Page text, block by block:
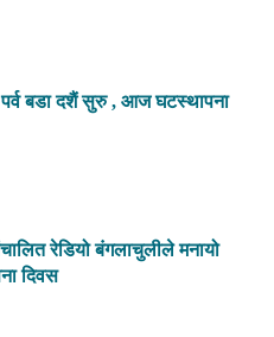
पर्व बडा दशैं सुरु , आज घटस्थापना
रेडियो बंगलाचुलीले मनायो
दिवस